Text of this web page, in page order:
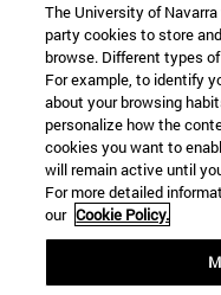
The University of
party cookies to store
browse. Different types
For example, to identify
about your browsing
personalize how the
cookies you want to
will remain active until
For more detailed
our Cookie Policy.